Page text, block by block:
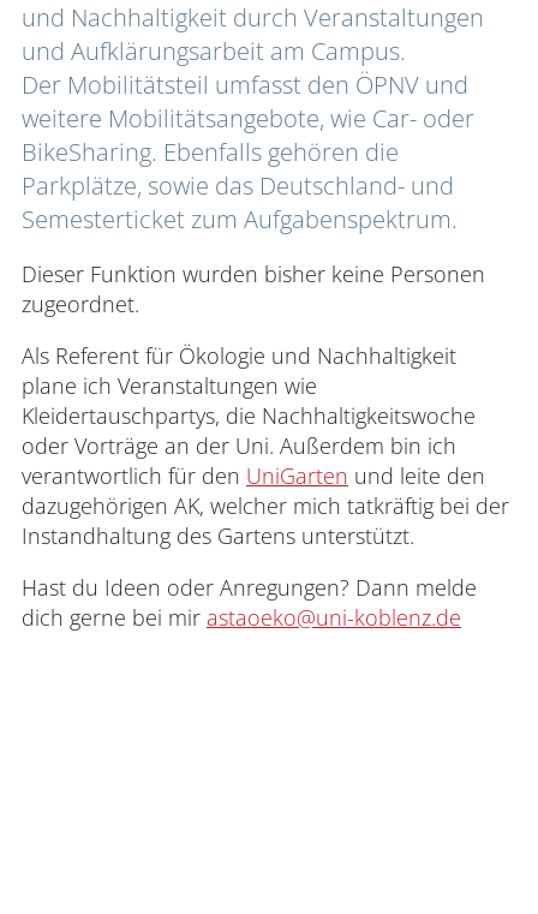
Hochschulgruppen
Urabstimmung
Vollversammlung aller
Studierenden
Fachschaftenrat
Wahlrat
Rechtliches
Aktuelles
Meldungen
und Nachhaltigkeit durch Veranstaltungen
und Aufklärungsarbeit am Campus.
Der Mobilitätsteil umfasst den ÖPNV und
weitere Mobilitätsangebote, wie Car- oder
BikeSharing. Ebenfalls gehören die
Parkplätze, sowie das Deutschland- und
Semesterticket zum Aufgabenspektrum.
Dieser Funktion wurden bisher keine Personen
zugeordnet.
Als Referent für Ökologie und Nachhaltigkeit
plane ich Veranstaltungen wie
Kleidertauschpartys, die Nachhaltigkeitswoche
oder Vorträge an der Uni. Außerdem bin ich
verantwortlich für den UniGarten und leite den
dazugehörigen AK, welcher mich tatkräftig bei der
Instandhaltung des Gartens unterstützt.
Hast du Ideen oder Anregungen? Dann melde
dich gerne bei mir astaoeko@uni-koblenz.de